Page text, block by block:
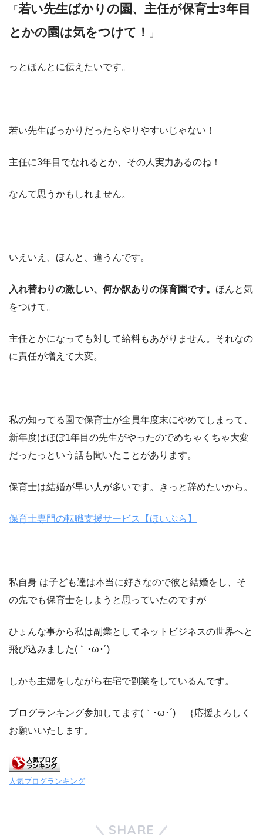
「 若い先生ばかりの園、主任が保育士3年目
とかの園は気をつけて！
」
っとほんとに伝えたいです。
若い先生ばっかりだったらやりやすいじゃない！
主任に3年目でなれるとか、その人実力あるのね！
なんて思うかもしれません。
いえいえ、ほんと、違うんです。
入れ替わりの激しい、何か訳ありの保育園です。 ほんと気
をつけて。
主任とかになっても対して給料もあがりません。それなの
に責任が増えて大変。
私の知ってる園で保育士が全員年度末にやめてしまって、
新年度はほぼ1年目の先生がやったのでめちゃくちゃ大変
だったっという話も聞いたことがあります。
保育士は結婚が早い人が多いです。きっと辞めたいから。
保育士専門の転職支援サービス【ほいぷら】
私自身 は子ども達は本当に好きなので彼と結婚をし、そ
の先でも保育士をしようと思っていたのですが
ひょんな事から私は副業としてネットビジネスの世界へと
飛び込みました(｀･ω･´)ゞ
しかも主婦をしながら在宅で副業をしているんです。
ブログランキング参加してます(｀･ω･´)ゞ｛応援よろしく
お願いいたします。
人気ブログランキング
SHARE